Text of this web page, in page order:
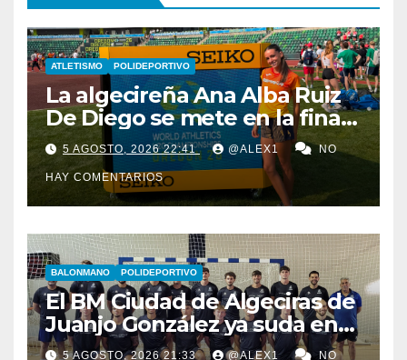
ATLETISMO POLIDEPORTIVO
La algecireña Ana Alba Ruiz
De Diego se mete en la final
del Mundial Sub-20 con el
Relevo Mixto de 4×400
5 AGOSTO, 2026 22:41 @ALEX1 NO
HAY COMENTARIOS
BALONMANO POLIDEPORTIVO
El BM Ciudad de Algeciras de
Juanjo González ya suda en
pretemporada con dos
5 AGOSTO, 2026 21:33 @ALEX1 NO